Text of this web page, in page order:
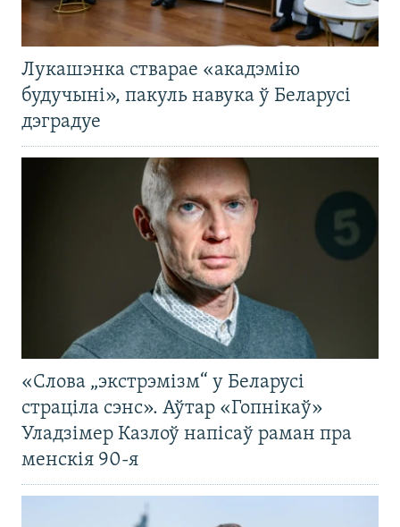
Лукашэнка стварае «акадэмію
будучыні», пакуль навука ў Беларусі
дэградуе
«Слова „экстрэмізм“ у Беларусі
страціла сэнс». Аўтар «Гопнікаў»
Уладзімер Казлоў напісаў раман пра
менскія 90-я